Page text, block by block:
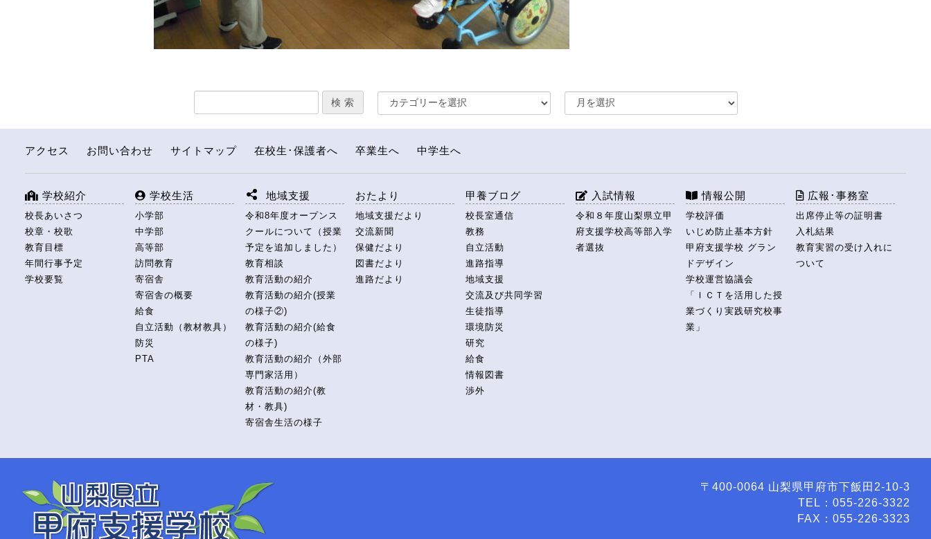
アクセス お問い合わせ サイトマップ 在校生･保護者へ 卒業生へ 中学生へ
学校紹介
校長あいさつ
校章・校歌
教育目標
年間行事予定
学校要覧
学校生活
小学部
中学部
高等部
訪問教育
寄宿舎
寄宿舎の概要
給食
自立活動（教材教具）
防災
PTA
地域支援
令和8年度オープンス
クールについて（授業
予定を追加しました）
教育相談
教育活動の紹介
教育活動の紹介(授業
の様子②)
教育活動の紹介(給食
の様子)
教育活動の紹介（外部
専門家活用）
教育活動の紹介(教
材・教具)
寄宿舎生活の様子
おたより
地域支援だより
交流新聞
保健だより
図書だより
進路だより
甲養ブログ
校長室通信
教務
自立活動
進路指導
地域支援
交流及び共同学習
生徒指導
環境防災
研究
給食
情報図書
渉外
入試情報
令和８年度山梨県立甲
府支援学校高等部入学
者選抜
情報公開
学校評価
いじめ防止基本方針
甲府支援学校 グラン
ドデザイン
学校運営協議会
「ＩＣＴを活用した授
業づくり実践研究校事
業」
広報･事務室
出席停止等の証明書
入札結果
教育実習の受け入れに
ついて
〒400-0064 山梨県甲府市下飯田2-10-3
TEL：055-226-3322
FAX：055-226-3323